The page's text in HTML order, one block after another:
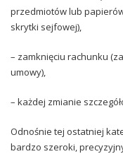
przedmiotów lub
skrytki sejfowej),
– zamknięciu rachunku
umowy),
– każdej zmianie
Odnośnie tej ostatniej
bardzo szeroki,